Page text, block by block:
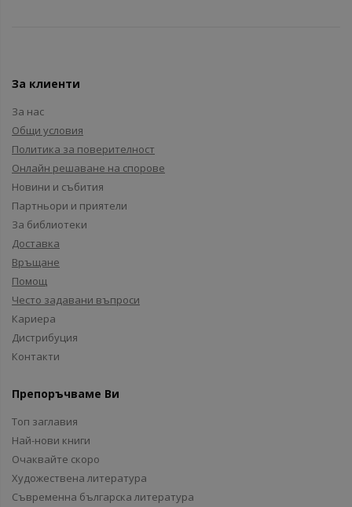
За клиенти
За нас
Общи условия
Политика за поверителност
Онлайн решаване на спорове
Новини и събития
Партньори и приятели
За библиотеки
Доставка
Връщане
Помощ
Често задавани въпроси
Кариера
Дистрибуция
Контакти
Препоръчваме Ви
Топ заглавия
Най-нови книги
Очаквайте скоро
Художествена литература
Съвременна българска литература